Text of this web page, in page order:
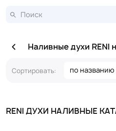
Наливные духи RENI
Сортировать: по названию
RENI ДУХИ НАЛИВНЫЕ